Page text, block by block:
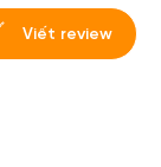
Viết review